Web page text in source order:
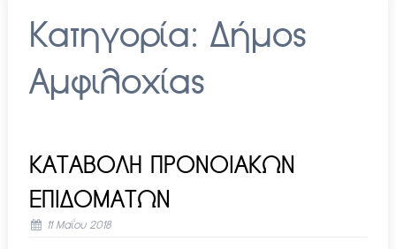
Κατηγορία: Δήμος
Αμφιλοχίας
ΚΑΤΑΒΟΛΗ ΠΡΟΝΟΙΑΚΩΝ
ΕΠΙΔΟΜΑΤΩΝ
11 Μαΐου 2018